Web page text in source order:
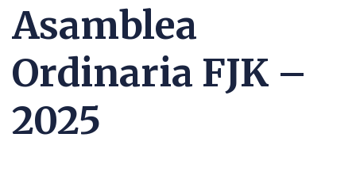
Asamblea
Ordinaria FJK –
2025